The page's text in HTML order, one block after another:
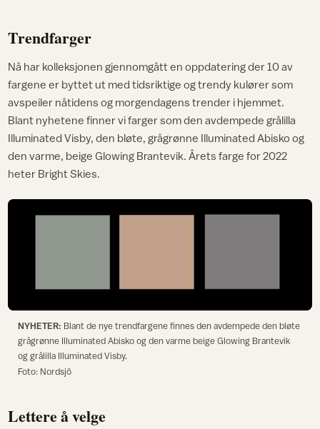
Trendfarger
Nå har kolleksjonen gjennomgått en oppdatering der 10 av
fargene er byttet ut med tidsriktige og trendy kulører som
avspeiler nåtidens og morgendagens trender i hjemmet.
Blant nyhetene finner vi farger som den avdempede grålilla
Illuminated Visby, den bløte, grågrønne Illuminated Abisko og
den varme, beige Glowing Brantevik. Årets farge for 2022
heter Bright Skies.
NYHETER: Blant de nye trendfargene finnes den avdempede den bløte
grågrønne Illuminated Abisko og den varme beige Glowing Brantevik
og grålilla Illuminated Visby.
Foto: Nordsjö
Lettere å velge